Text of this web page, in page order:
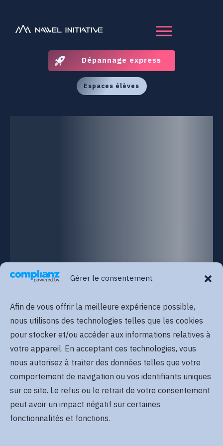
Gérer le consentement
Afin de vous offrir la meilleure expérience possible,
nous utilisons des technologies telles que les cookies
pour stocker et/ou accéder aux informations relatives à
votre appareil. En acceptant ces technologies, vous
nous autorisez à traiter des données telles que votre
comportement de navigation ou vos identifiants uniques
sur ce site. Le refus ou le retrait de votre consentement
peut avoir un impact négatif sur certaines
fonctionnalités et fonctions.
Dépannage express
Espaces élèves